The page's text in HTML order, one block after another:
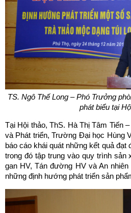
TS. Ngô Thế Long – Phó Trưởng
phát biểu tại
Tại Hội thảo, ThS. Hà Thị Tâm Tiến
và Phát triển, Trường Đại học Hùng
báo cáo khái quát những kết quả
trong đó tập trung vào quy trình sản
gan HV, Tán đường HV và An
những định hướng phát triển sản